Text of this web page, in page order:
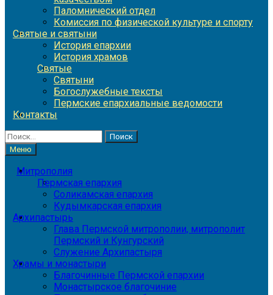
Паломнический отдел
Комиссия по физической культуре и спорту
Святые и святыни
История епархии
История храмов
Святые
Святыни
Богослужебные тексты
Пермские епархиальные ведомости
Контакты
Найти:
Меню
Митрополия
Пермская епархия
Соликамская епархия
Кудымкарская епархия
Архипастырь
Глава Пермской митрополии, митрополит
Пермский и Кунгурский
Служение Архипастыря
Храмы и монастыри
Благочинные Пермской епархии
Монастырское благочиние